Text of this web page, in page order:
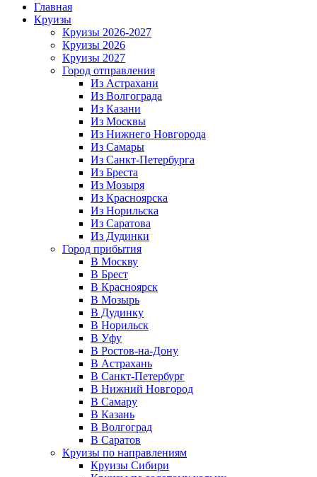
Главная
Круизы
Круизы 2026-2027
Круизы 2026
Круизы 2027
Город отправления
Из Астрахани
Из Волгограда
Из Казани
Из Москвы
Из Нижнего Новгорода
Из Самары
Из Санкт-Петербурга
Из Бреста
Из Мозыря
Из Красноярска
Из Норильска
Из Саратова
Из Дудинки
Город прибытия
В Москву
В Брест
В Красноярск
В Мозырь
В Дудинку
В Норильск
В Уфу
В Ростов-на-Дону
В Астрахань
В Санкт-Петербург
В Нижний Новгород
В Самару
В Казань
В Волгоград
В Саратов
Круизы по направлениям
Круизы Сибири